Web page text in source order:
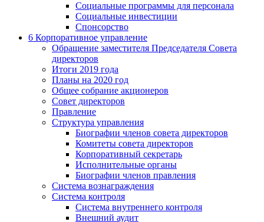
Социальные программы для персонала
Социальные инвестиции
Спонсорство
6 Корпоративное управление
Обращение заместителя Председателя Совета
директоров
Итоги 2019 года
Планы на 2020 год
Общее собрание акционеров
Совет директоров
Правление
Структура управления
Биографии членов совета директоров
Комитеты совета директоров
Корпоративный секретарь
Исполнительные органы
Биографии членов правления
Система вознаграждения
Система контроля
Система внутреннего контроля
Внешний аудит